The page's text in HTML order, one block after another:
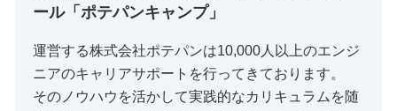
ール「ポテパンキャンプ」
運営する株式会社ポテパンは10,000人以上のエンジ
ニアのキャリアサポートを行ってきております。
そのノウハウを活かして実践的なカリキュラムを随